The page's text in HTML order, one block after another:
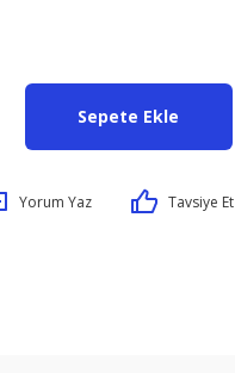
Sepete Ekle
Yorum Yaz Tavsiye Et